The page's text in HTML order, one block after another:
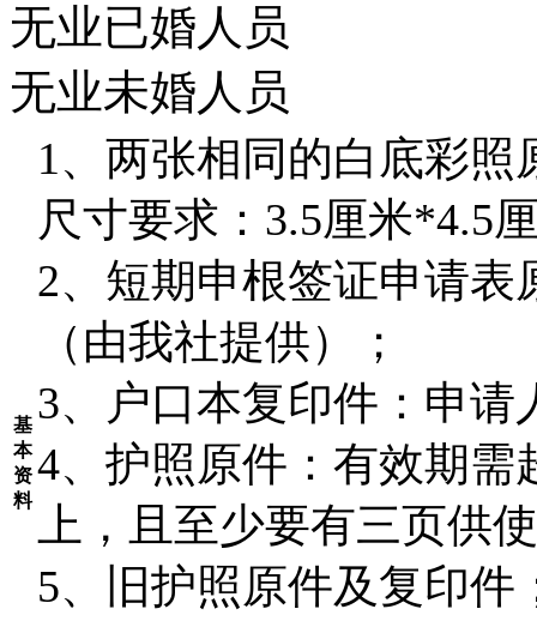
无业已婚人员
无业未婚人员
基
本
资
料
1、两张相同的白底彩
尺寸要求：3.5厘米*4.5
2、短期申根签证申请
（由我社提供）；
3、户口本复印件：申
4、护照原件：有效期
上，且至少要有三页供
5、旧护照原件及复印件